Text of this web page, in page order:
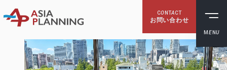
CO NTACT
お問い合わせ
M E NU